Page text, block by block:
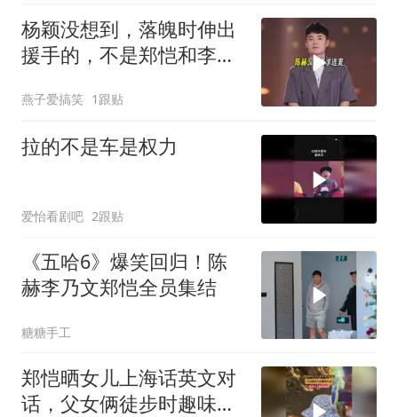
杨颖没想到，落魄时伸出
援手的，不是郑恺和李
燕子爱搞笑 1跟贴
拉的不是车是权力
爱怡看剧吧 2跟贴
《五哈6》爆笑回归！陈
赫李乃文郑恺全员集结
糖糖手工
郑恺晒女儿上海话英文对
话，父女俩徒步时趣味互